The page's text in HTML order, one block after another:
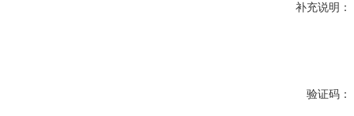
补充说明：
验证码：